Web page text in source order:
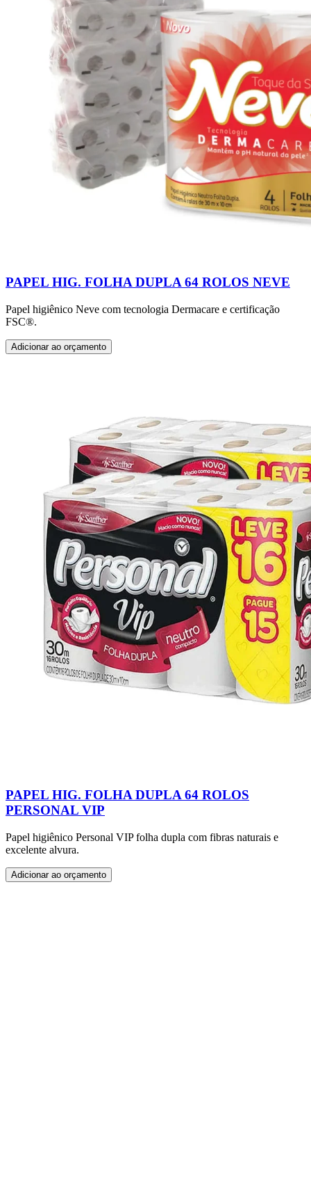
PAPEL HIG. FOLHA DUPLA 64 ROLOS NEVE
Papel higiênico Neve com tecnologia Dermacare e certificação
FSC®.
Adicionar ao orçamento
PAPEL HIG. FOLHA DUPLA 64 ROLOS
PERSONAL VIP
Papel higiênico Personal VIP folha dupla com fibras naturais e
excelente alvura.
Adicionar ao orçamento